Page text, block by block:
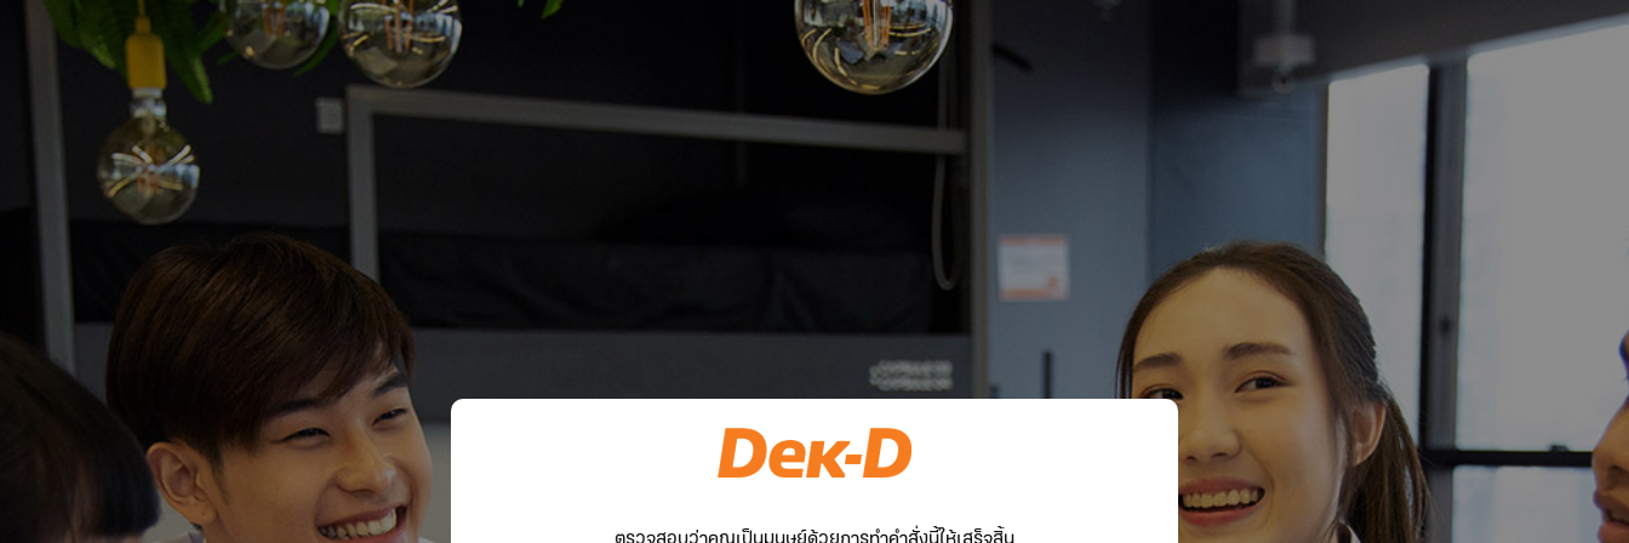
ตรวจสอบว่าคุณเป็นมนุษย์ด้วยการทำคำสั่งนี้ให้เสร็จสิ้น